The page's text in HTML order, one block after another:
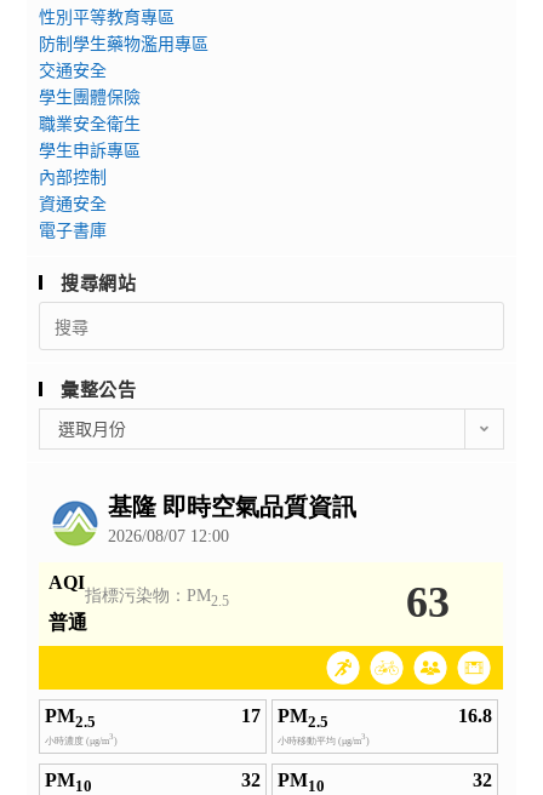
性別平等教育專區
防制學生藥物濫用專區
交通安全
學生團體保險
職業安全衛生
學生申訴專區
內部控制
資通安全
電子書庫
搜尋網站
Search
for:
彙整公告
整
選取月份